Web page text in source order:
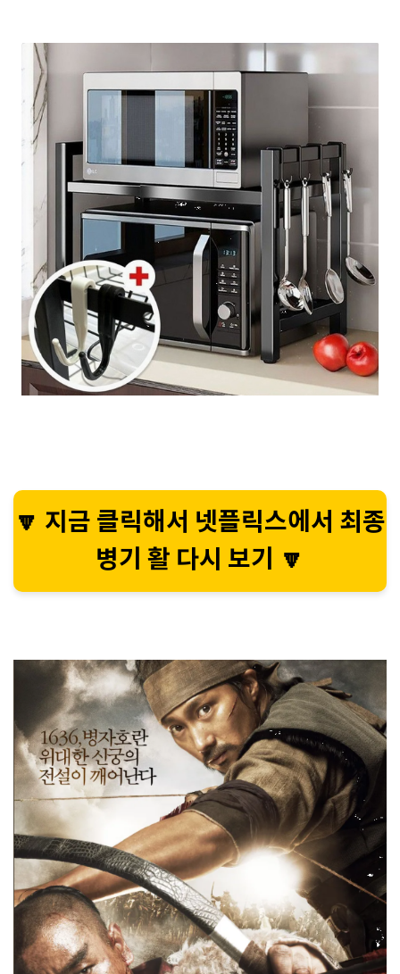
🔽 지금 클릭해서 넷플릭스에서 최종
병기 활 다시 보기 🔽